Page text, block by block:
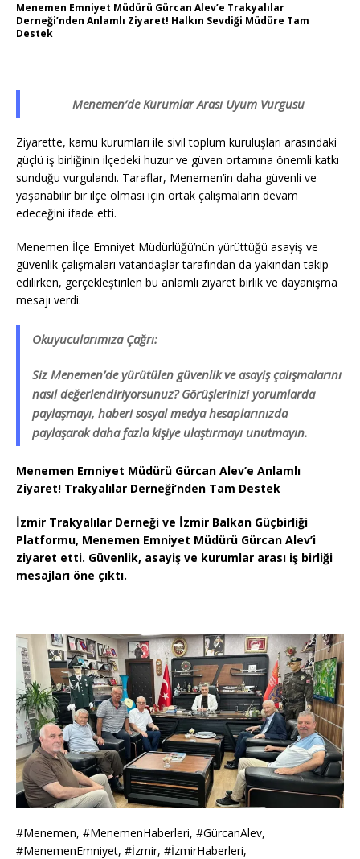
Menemen Emniyet Müdürü Gürcan Alev’e Trakyalılar
Derneği’nden Anlamlı Ziyaret! Halkın Sevdiği Müdüre Tam
Destek
Menemen’de Kurumlar Arası Uyum Vurgusu
Ziyarette, kamu kurumları ile sivil toplum kuruluşları arasındaki
güçlü iş birliğinin ilçedeki huzur ve güven ortamına önemli katkı
sunduğu vurgulandı. Taraflar, Menemen’in daha güvenli ve
yaşanabilir bir ilçe olması için ortak çalışmaların devam
edeceğini ifade etti.
Menemen İlçe Emniyet Müdürlüğü’nün yürüttüğü asayiş ve
güvenlik çalışmaları vatandaşlar tarafından da yakından takip
edilirken, gerçekleştirilen bu anlamlı ziyaret birlik ve dayanışma
mesajı verdi.
Okuyucularımıza Çağrı:
Siz Menemen’de yürütülen güvenlik ve asayiş çalışmalarını
nasıl değerlendiriyorsunuz? Görüşlerinizi yorumlarda
paylaşmayı, haberi sosyal medya hesaplarınızda
paylaşarak daha fazla kişiye ulaştırmayı unutmayın.
Menemen Emniyet Müdürü Gürcan Alev’e Anlamlı
Ziyaret! Trakyalılar Derneği’nden Tam Destek
İzmir Trakyalılar Derneği ve İzmir Balkan Güçbirliği
Platformu, Menemen Emniyet Müdürü Gürcan Alev’i
ziyaret etti. Güvenlik, asayiş ve kurumlar arası iş birliği
mesajları öne çıktı.
#Menemen, #MenemenHaberleri, #GürcanAlev,
#MenemenEmniyet, #İzmir, #İzmirHaberleri,